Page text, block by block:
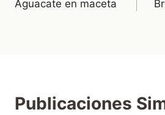
Aguacate en maceta
Publicaciones